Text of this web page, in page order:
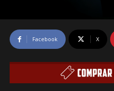
Facebook X